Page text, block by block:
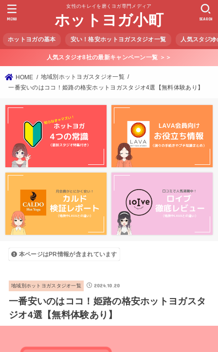
女性のキレイを磨くヨガ専門メディア
ホットヨガ小町
ホットヨガの基本 安い！格安ホットヨガスタジオ一覧 人気スタジ
SEARCH
MENU
人気スタジオ8社の最新キャンペーン一覧 ＞＞
HOME
地域別ホットヨガスタジオ一覧
一番安いのはココ！姫路の格安ホットヨガスタジオ4選【無料体験あり】
本ページはPR情報が含まれています
地域別ホットヨガスタジオ一覧 2024.10.20
一番安いのはココ！姫路の格安ホットヨガスタ
ジオ4選【無料体験あり】